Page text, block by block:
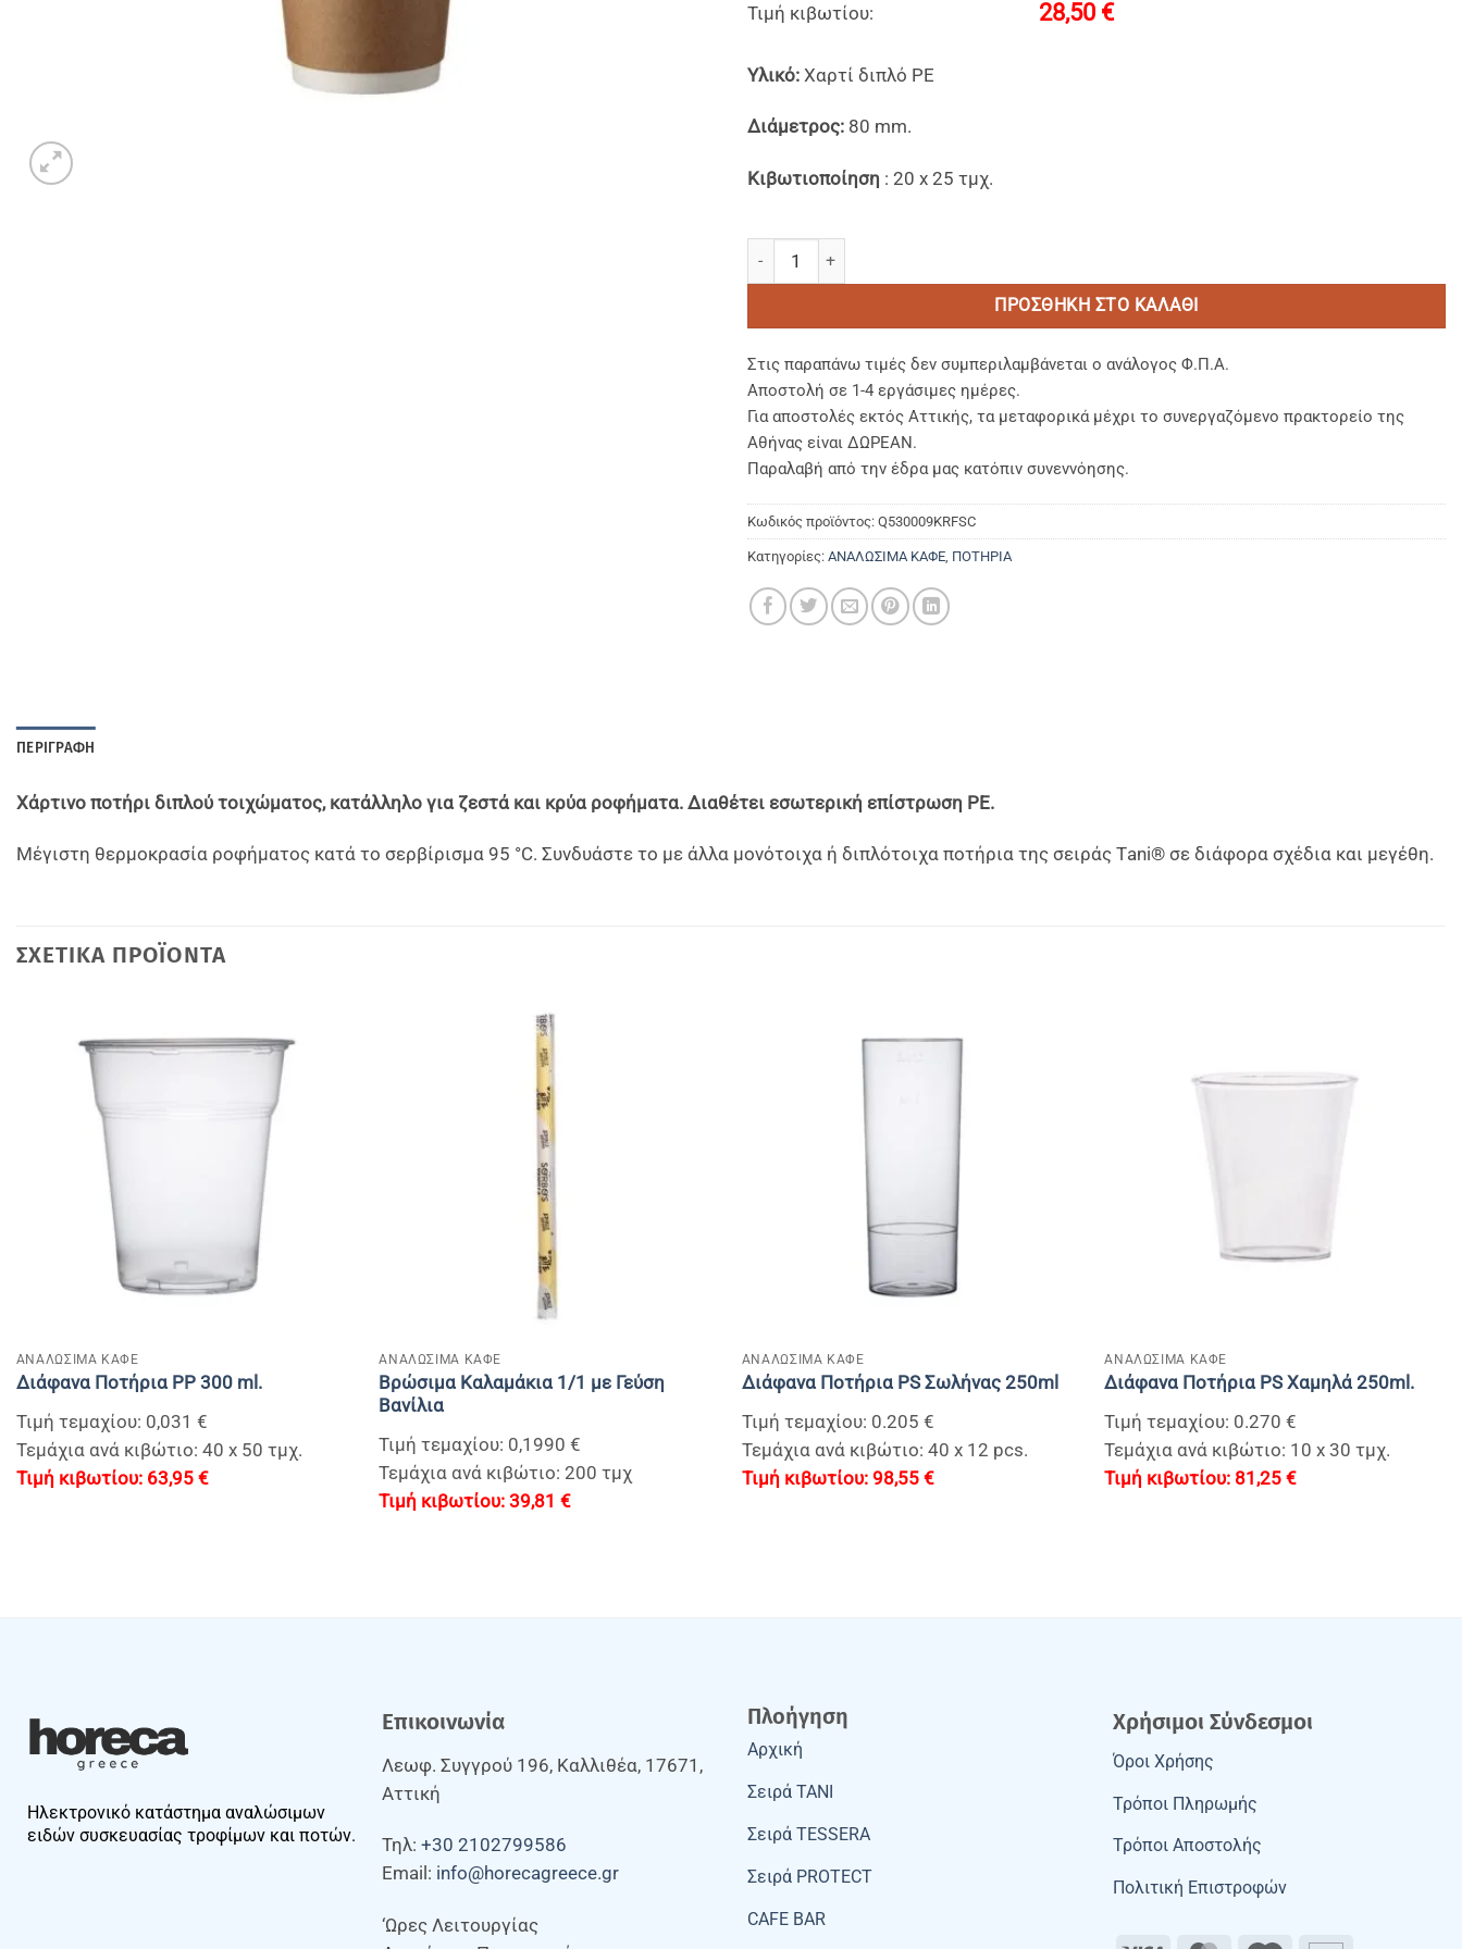
Τιμή κιβωτίου: 28,50 €
Yλικό: Χαρτί διπλό PE
Διάμετρος: 80 mm.
Κιβωτιοποίηση : 20 x 25 τμχ.
ΠΡΟΣΘΉΚΗ ΣΤΟ ΚΑΛΆΘΙ
Στις παραπάνω τιμές δεν συμπεριλαμβάνεται ο ανάλογος Φ.Π.Α.
Αποστολή σε 1-4 εργάσιμες ημέρες.
Για αποστολές εκτός Αττικής, τα μεταφορικά μέχρι το συνεργαζόμενο πρακτορείο της
Αθήνας είναι ΔΩΡΕΑΝ.
Παραλαβή από την έδρα μας κατόπιν συνεννόησης.
Κωδικός προϊόντος: Q530009KRFSC
Κατηγορίες: ΑΝΑΛΩΣΙΜΑ ΚΑΦΕ ΠΟΤΗΡΙΑ
ΠΕΡΙΓΡΑΦΉ
Χάρτινο ποτήρι διπλού τοιχώματος, κατάλληλο για ζεστά και κρύα ροφήματα. Διαθέτει εσωτερική επίστρωση PE.
Μέγιστη θερμοκρασία ροφήματος κατά το σερβίρισμα 95 °C. Συνδυάστε το με άλλα μονότοιχα ή διπλότοιχα ποτήρια της σειράς Τani® σε διάφορα σχέδια και μεγέθη.
ΣΧΕΤΙΚΆ ΠΡΟΪΌΝΤΑ
ΑΝΑΛΩΣΙΜΑ ΚΑΦΕ
Διάφανα Ποτήρια PP 300 ml.
Τιμή τεμαχίου: 0,031 €
Τεμάχια ανά κιβώτιο: 40 x 50 τμχ.
63,95 €
ΑΝΑΛΩΣΙΜΑ ΚΑΦΕ
Bρώσιμα Καλαμάκια 1/1 με Γεύση
Βανίλια
Τιμή τεμαχίου: 0,1990 €
Τεμάχια ανά κιβώτιο: 200 τμχ
39,81€
ΑΝΑΛΩΣΙΜΑ ΚΑΦΕ
Διάφανα Ποτήρια PS Σωλήνας 250ml
Τιμή τεμαχίου: 0.205 €
Τεμάχια ανά κιβώτιο: 40 x 12 pcs.
98,55 €
ΑΝΑΛΩΣΙΜΑ ΚΑΦΕ
Διάφανα Ποτήρια PS Χαμηλά 250ml.
Τιμή τεμαχίου: 0.270 €
Τεμάχια ανά κιβώτιο: 10 x 30 τμχ.
81,25€
Ηλεκτρονικό κατάστημα αναλώσιμων
ειδών συσκευασίας τροφίμων και ποτών.
Επικοινωνία
Λεωφ. Συγγρού 196, Καλλιθέα, 17671,
Αττική
Τηλ: +30 2102799586
Email: info@horecagreece.gr
‘Ωρες Λειτουργίας
Πλοήγηση
Αρχική
Σειρά TANI
Σειρά TESSERA
Σειρά PROTECT
CAFE BAR
Χρήσιμοι Σύνδεσμοι
Όροι Χρήσης
Τρόποι Πληρωμής
Τρόποι Αποστολής
Πολιτική Επιστροφών